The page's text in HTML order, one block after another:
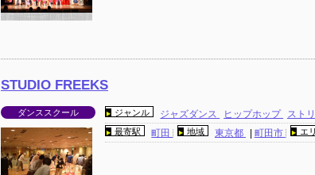
STUDIO FREEKS
ダンススクール ジャンル ジャズダンス ヒップホップ スト
最寄駅 町田 地域 東京都 町田市 エ